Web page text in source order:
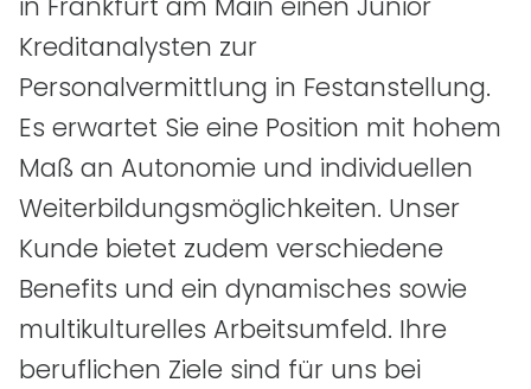
Kreditanalysten zur
Personalvermittlung in Festanstellung.
Es erwartet Sie eine Position mit hohem
Maß an Autonomie und individuellen
Weiterbildungsmöglichkeiten. Unser
Kunde bietet zudem verschiedene
Benefits und ein dynamisches sowie
multikulturelles Arbeitsumfeld. Ihre
beruflichen Ziele sind für uns bei